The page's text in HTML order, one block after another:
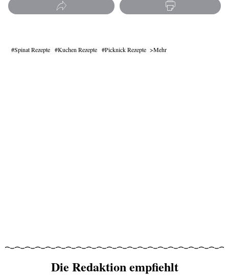
Spinat Rezepte Kuchen Rezepte Picknick Rezepte Mehr
Die Redaktion empfiehlt